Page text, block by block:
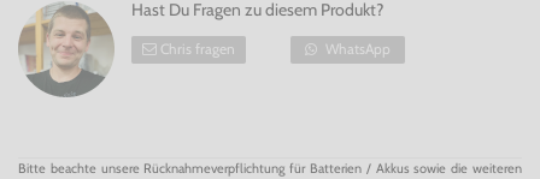
Herausforderungen entdecken und Aufgaben abschließen.
Hast Du Fragen zu diesem Produkt?
Chris fragen WhatsApp
Bitte beachte unsere Rücknahmeverpflichtung für Batterien / Akkus sowie die weiteren